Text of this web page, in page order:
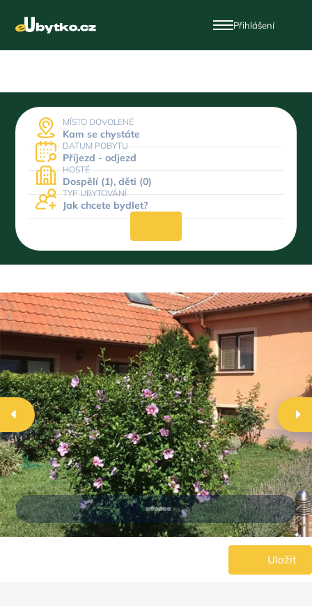
Přihlášení
MÍSTO DOVOLENÉ
Kam se chystáte
DATUM POBYTU
Příjezd - odjezd
HOSTÉ
Dospělí (1), děti (0)
TYP UBYTOVÁNÍ
Jak chcete bydlet?
Uložit